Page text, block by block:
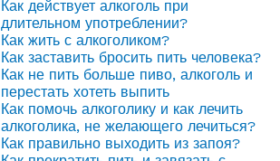
Как действует алкоголь при
длительном употреблении?
Как жить с алкоголиком?
Как заставить бросить пить человека?
Как не пить больше пиво, алкоголь и
перестать хотеть выпить
Как помочь алкоголику и как лечить
алкоголика, не желающего лечиться?
Как правильно выходить из запоя?